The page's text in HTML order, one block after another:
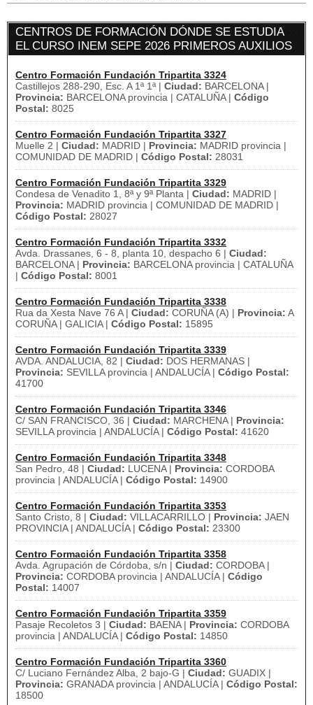
CENTROS DE FORMACIÓN DÓNDE SE ESTUDIA
EL CURSO INEM SEPE 2026 PRIMEROS AUXILIOS
Centro Formación Fundación Tripartita 3324
Castillejos 288-290, Esc. A 1ª 1ª | Ciudad: BARCELONA |
Provincia: BARCELONA provincia | CATALUÑA | Código
Postal: 8025
Centro Formación Fundación Tripartita 3327
Muelle 2 | Ciudad: MADRID | Provincia: MADRID provincia |
COMUNIDAD DE MADRID | Código Postal: 28031
Centro Formación Fundación Tripartita 3329
Condesa de Venadito 1, 8ª y 9ª Planta | Ciudad: MADRID |
Provincia: MADRID provincia | COMUNIDAD DE MADRID |
Código Postal: 28027
Centro Formación Fundación Tripartita 3332
Avda. Drassanes, 6 - 8, planta 10, despacho 6 | Ciudad:
BARCELONA | Provincia: BARCELONA provincia | CATALUÑA
| Código Postal: 8001
Centro Formación Fundación Tripartita 3338
Rua da Xesta Nave 76 A | Ciudad: CORUÑA (A) | Provincia: A
CORUÑA | GALICIA | Código Postal: 15895
Centro Formación Fundación Tripartita 3339
AVDA. ANDALUCIA, 82 | Ciudad: DOS HERMANAS |
Provincia: SEVILLA provincia | ANDALUCÍA | Código Postal:
41700
Centro Formación Fundación Tripartita 3346
C/ SAN FRANCISCO, 36 | Ciudad: MARCHENA | Provincia:
SEVILLA provincia | ANDALUCÍA | Código Postal: 41620
Centro Formación Fundación Tripartita 3348
San Pedro, 48 | Ciudad: LUCENA | Provincia: CORDOBA
provincia | ANDALUCÍA | Código Postal: 14900
Centro Formación Fundación Tripartita 3353
Santo Cristo, 8 | Ciudad: VILLACARRILLO | Provincia: JAEN
PROVINCIA | ANDALUCÍA | Código Postal: 23300
Centro Formación Fundación Tripartita 3358
Avda. Agrupación de Córdoba, s/n | Ciudad: CORDOBA |
Provincia: CORDOBA provincia | ANDALUCÍA | Código
Postal: 14007
Centro Formación Fundación Tripartita 3359
Pasaje Recoletos 3 | Ciudad: BAENA | Provincia: CORDOBA
provincia | ANDALUCÍA | Código Postal: 14850
Centro Formación Fundación Tripartita 3360
C/ Luciano Fernández Alba, 2 bajo-G | Ciudad: GUADIX |
Provincia: GRANADA provincia | ANDALUCÍA | Código Postal:
18500